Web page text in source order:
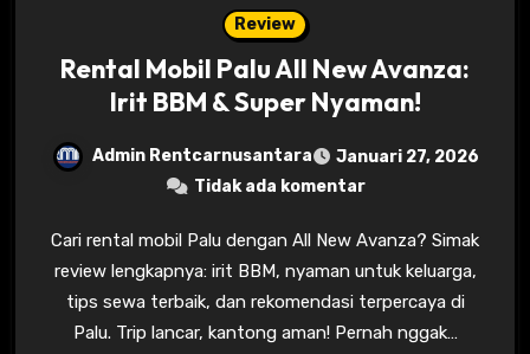
Review
Rental Mobil Palu All New Avanza:
Irit BBM & Super Nyaman!
Admin Rentcarnusantara
Januari 27, 2026
Tidak ada komentar
Cari rental mobil Palu dengan All New Avanza? Simak
review lengkapnya: irit BBM, nyaman untuk keluarga,
tips sewa terbaik, dan rekomendasi terpercaya di
Palu. Trip lancar, kantong aman! Pernah nggak…